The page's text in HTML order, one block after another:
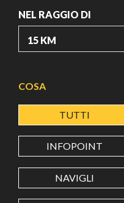
NEL RAGGIO DI
LATITUDINE
LONGITUDINE
COSA
TUTTI
INFOPOINT
NAVIGLI